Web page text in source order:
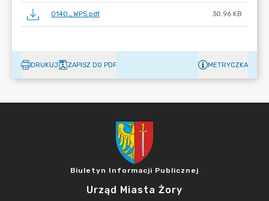
0140_WPS.pdf 30.96 KB
DRUKUJ ZAPISZ DO PDF METRYCZKA
Biuletyn Informacji Publicznej
Urząd Miasta Żory